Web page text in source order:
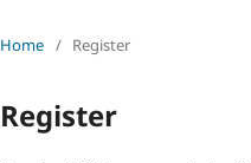
Home / Register
Register